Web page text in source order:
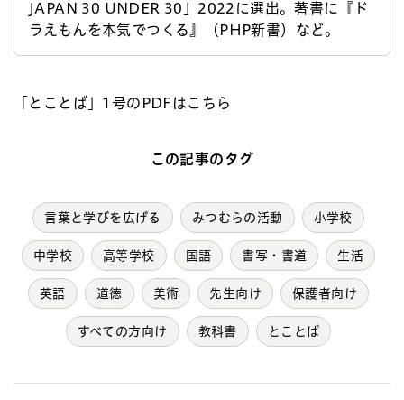
JAPAN 30 UNDER 30」2022に選出。著書に『ド
ラえもんを本気でつくる』（PHP新書）など。
「とことば」1号のPDFはこちら
この記事のタグ
言葉と学びを広げる みつむらの活動 小学校
中学校 高等学校 国語 書写・書道 生活
英語 道徳 美術 先生向け 保護者向け
すべての方向け 教科書 とことば